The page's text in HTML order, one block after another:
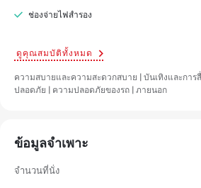
ช่องจ่ายไฟสำรอง
ดูคุณสมบัติทั้งหมด
ความสบายและความสะดวกสบาย | บันเทิงและการ
ปลอดภัย | ความปลอดภัยของรถ | ภายนอก
ข้อมูลจำเพาะ
จำนวนที่นั่ง